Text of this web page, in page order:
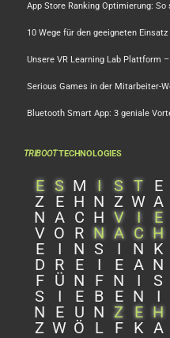
App Store Ranking Optimierung:
10 Wege für den geeigneten
Unsere VR Learning Lab Plattform
Serious Games in der Mitarbeiter-
Bluetooth Smart App: 3 geniale
TRIBOOTTECHNOLOGIES
E S M I S T E
Z
E H N Z W A
N A C H V I E
V O R N A C H
E
I N S I N K
D R E I E A N
F
Ü N F N I S
S
I E B E N I
N
E U N Z E H
Z W Ö L F K A